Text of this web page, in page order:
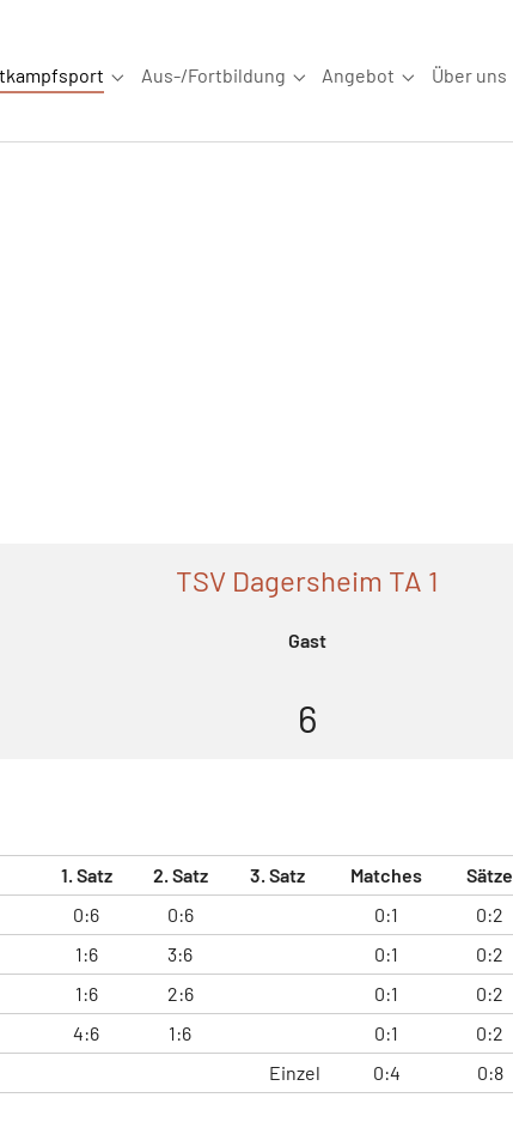
for "Blog" Submenu for "Wettkampfsport"
Aus-/Fortbildung
Submenu for "Aus-/
Angebot
Submenu
Über uns
TSV Dagersheim TA 1
Gast
6
1. Satz 2. Satz 3. Satz Matches Sätze
0:6 0:6 0:1 0:2
1:6 3:6 0:1 0:2
1:6 2:6 0:1 0:2
4:6 1:6 0:1 0:2
Einzel
0:4 0:8